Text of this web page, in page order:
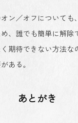
ン／オフについても
、誰でも簡単に解除
期待できない方法な
ある。
あとがき